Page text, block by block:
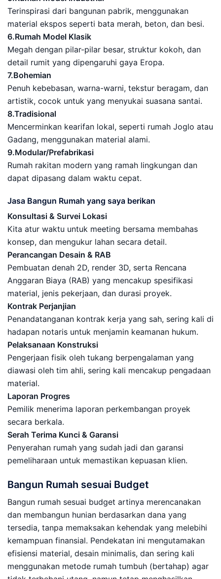
Terinspirasi dari bangunan pabrik, menggunakan
material ekspos seperti bata merah, beton, dan besi.
6.Rumah Model Klasik
Megah dengan pilar-pilar besar, struktur kokoh, dan
detail rumit yang dipengaruhi gaya Eropa.
7.Bohemian
Penuh kebebasan, warna-warni, tekstur beragam, dan
artistik, cocok untuk yang menyukai suasana santai.
8.Tradisional
Mencerminkan kearifan lokal, seperti rumah Joglo atau
Gadang, menggunakan material alami.
9.Modular/Prefabrikasi
Rumah rakitan modern yang ramah lingkungan dan
dapat dipasang dalam waktu cepat.
Jasa Bangun Rumah yang saya berikan
Konsultasi & Survei Lokasi
Kita atur waktu untuk meeting bersama membahas
konsep, dan mengukur lahan secara detail.
Perancangan Desain & RAB
Pembuatan denah 2D, render 3D, serta Rencana
Anggaran Biaya (RAB) yang mencakup spesifikasi
material, jenis pekerjaan, dan durasi proyek.
Kontrak Perjanjian
Penandatanganan kontrak kerja yang sah, sering kali di
hadapan notaris untuk menjamin keamanan hukum.
Pelaksanaan Konstruksi
Pengerjaan fisik oleh tukang berpengalaman yang
diawasi oleh tim ahli, sering kali mencakup pengadaan
material.
Laporan Progres
Pemilik menerima laporan perkembangan proyek
secara berkala.
Serah Terima Kunci & Garansi
Penyerahan rumah yang sudah jadi dan garansi
pemeliharaan untuk memastikan kepuasan klien.
Bangun Rumah sesuai Budget
Bangun rumah sesuai budget artinya merencanakan
dan membangun hunian berdasarkan dana yang
tersedia, tanpa memaksakan kehendak yang melebihi
kemampuan finansial. Pendekatan ini mengutamakan
efisiensi material, desain minimalis, dan sering kali
menggunakan metode rumah tumbuh (bertahap) agar